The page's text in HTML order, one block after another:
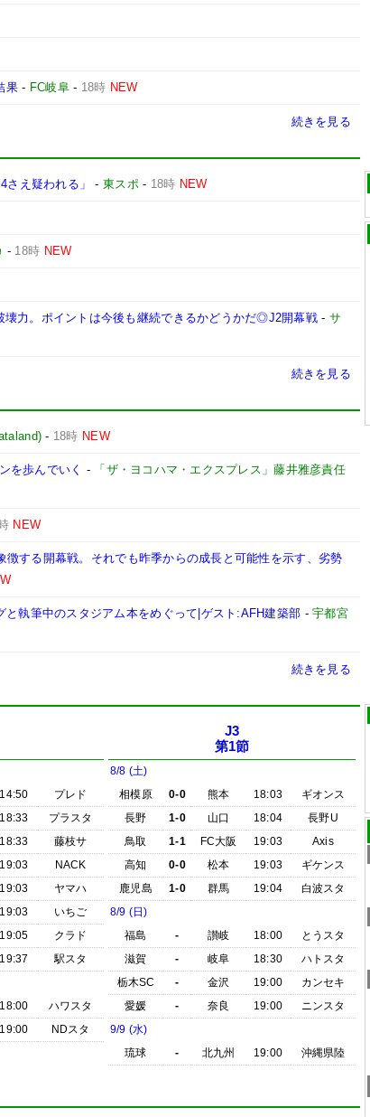
果 - FC岐阜- 18時 NEW
続きを見る
え疑われる」 -東スポ- 18時 NEW
- 18時 NEW
力。ポイントは今後も継続できるかどうかだ◎J2開幕戦 - サ
続きを見る
- 18時 NEW
を歩んでいく -
「ザ・ヨコハマ・エクスプレス」藤井雅彦責任
NEW
する開幕戦。それでも昨季からの成長と可能性を示す、劣勢
と執筆中のスタジアム本をめぐって|ゲスト:AFH建築部 -宇都宮
続きを見る
14:50
プレド
18:33
プラスタ
18:33
藤枝サ
19:03
NACK
19:03
ヤマハ
19:03
いちご
19:05
クラド
19:37
駅スタ
18:00
ハワスタ
19:00 NDスタ
J3
第1節
8/8 (土)
相模原
0-0 熊本 18:03
ギオンス
長野
1-0 山口 18:04
長野U
鳥取
1-1 FC大阪 19:03
Axis
高知
0-0 松本 19:03
ギケンス
鹿児島
1-0 群馬 19:04
白波スタ
8/9 (日)
福島
- 讃岐 18:00
とうスタ
滋賀
- 岐阜 18:30
ハトスタ
栃木SC
- 金沢 19:00
カンセキ
愛媛
- 奈良 19:00
ニンスタ
9/9 (水)
琉球
- 北九州 19:00 沖縄県陸